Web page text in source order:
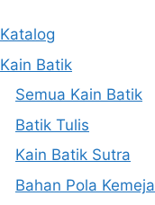
Katalog
Kain Batik
Semua Kain Batik
Batik Tulis
Kain Batik Sutra
Bahan Pola Kemeja